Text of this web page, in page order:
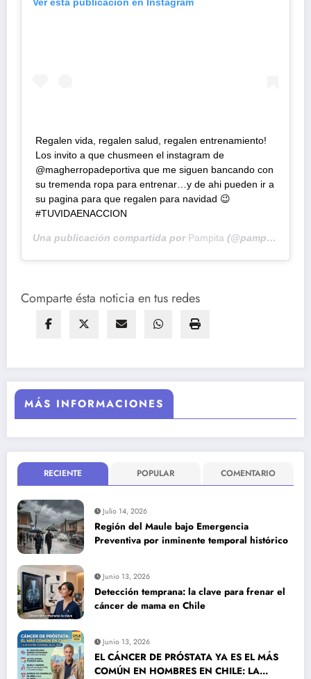
Regalen vida, regalen salud, regalen entrenamiento!
Los invito a que chusmeen el instagram de
@magherropadeportiva que me siguen bancando con
su tremenda ropa para entrenar…y de ahi pueden ir a
su pagina para que regalen para navidad 😉
#TUVIDAENACCION
Una publicación compartida por Pampita (@pampitaoficial) el
Comparte ésta noticia en tus redes
MÁS INFORMACIONES
RECIENTE POPULAR COMENTARIO
Julio 14, 2026
Región del Maule bajo Emergencia
Preventiva por inminente temporal histórico
Junio 13, 2026
Detección temprana: la clave para frenar el
cáncer de mama en Chile
Junio 13, 2026
EL CÁNCER DE PRÓSTATA YA ES EL MÁS
COMÚN EN HOMBRES EN CHILE: LA